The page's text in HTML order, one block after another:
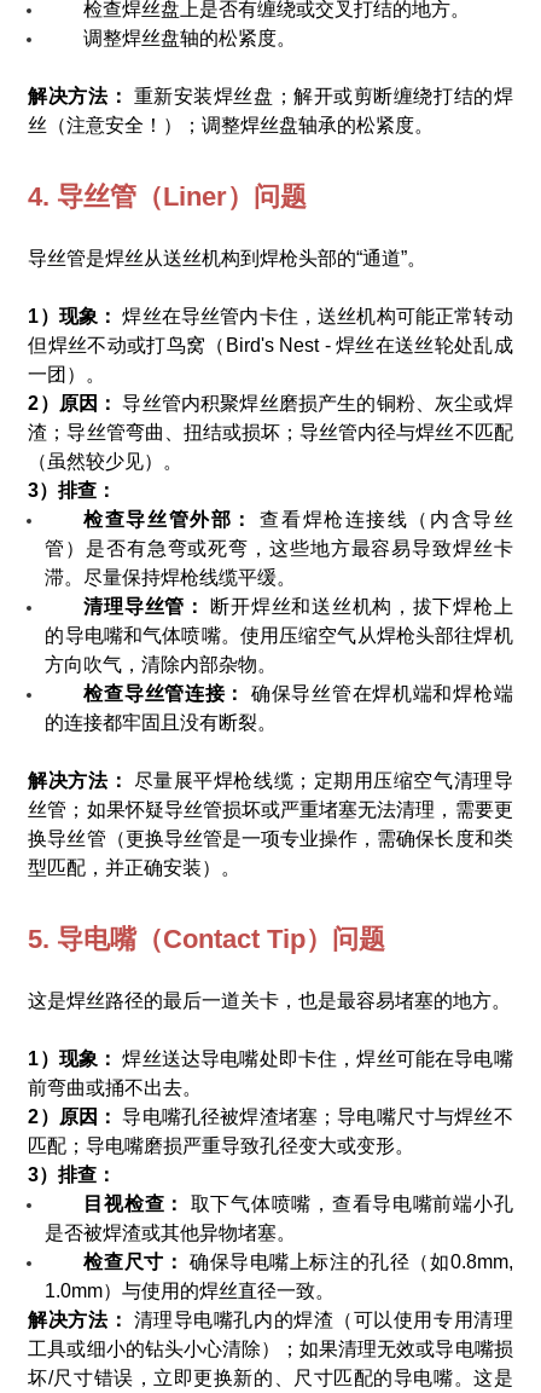
检查焊丝盘上是否有缠绕或交叉打结的地方。
调整焊丝盘轴的松紧度。
解决方法：
重新安装焊丝盘；解开或剪断缠绕打结的焊
丝（注意安全！）；调整焊丝盘轴承的松紧度。
4. 导丝管（Liner）问题
导丝管是焊丝从送丝机构到焊枪头部的“通道”。
1）现象：焊丝在导丝管内卡住，送丝机构可能正常转动
但焊丝不动或打鸟窝（Bird's Nest - 焊丝在送丝轮处乱成
一团）。
2）原因：导丝管内积聚焊丝磨损产生的铜粉、灰尘或焊
渣；导丝管弯曲、扭结或损坏；导丝管内径与焊丝不匹配
（虽然较少见）。
3）排查：
检查导丝管外部：
查看焊枪连接线（内含导丝
管）是否有急弯或死弯，这些地方最容易导致焊丝卡
滞。尽量保持焊枪线缆平缓。
清理导丝管： 断开焊丝和送丝机构，拔下焊枪上
的导电嘴和气体喷嘴。使用压缩空气从焊枪头部往焊机
方向吹气，清除内部杂物。
检查导丝管连接：
确保导丝管在焊机端和焊枪端
的连接都牢固且没有断裂。
解决方法： 尽量展平焊枪线缆；定期用压缩空气清理导
丝管；如果怀疑导丝管损坏或严重堵塞无法清理，需要更
换导丝管（更换导丝管是一项专业操作，需确保长度和类
型匹配，并正确安装）。
5. 导电嘴（Contact Tip）问题
这是焊丝路径的最后一道关卡，也是最容易堵塞的地方。
1）现象：焊丝送达导电嘴处即卡住，焊丝可能在导电嘴
前弯曲或捅不出去。
2）原因：导电嘴孔径被焊渣堵塞；导电嘴尺寸与焊丝不
匹配；导电嘴磨损严重导致孔径变大或变形。
3）排查：
目视检查： 取下气体喷嘴，查看导电嘴前端小孔
是否被焊渣或其他异物堵塞。
检查尺寸： 确保导电嘴上标注的孔径（如0.8mm,
1.0mm）与使用的焊丝直径一致。
解决方法：
清理导电嘴孔内的焊渣（可以使用专用清理
工具或细小的钻头小心清除）；如果清理无效或导电嘴损
坏/尺寸错误，立即更换新的、尺寸匹配的导电嘴。这是